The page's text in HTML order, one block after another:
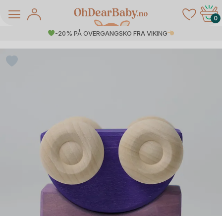
0
-20% PÅ OVERGANGSKO FRA VIKING